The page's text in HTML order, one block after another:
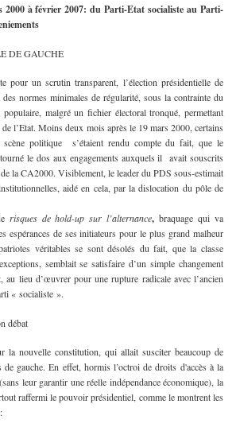
2000 à février 2007: du Parti-Etat socialiste au Parti-
pour un scrutin transparent, l’élection présidentielle de
normes minimales de régularité, sous la contrainte du
populaire, malgré un fichier électoral tronqué, permettant
l’Etat. Moins deux mois après le 19 mars 2000, certains
politique s’étaient rendu compte du fait, que le
le dos aux engagements auxquels il avait souscrits
la CA2000. Visiblement, le leader du PDS sous-estimait
aidé en cela, par la dislocation du pôle de
risques de hold-up sur l’alternance, braquage qui va
espérances de ses initiateurs pour le plus grand malheur
véritables se sont désolés du fait, que la classe
semblait se satisfaire d’un simple changement
au lieu d’œuvrer pour une rupture radicale avec l’ancien
« socialiste ».
la nouvelle constitution, qui allait susciter beaucoup de
de gauche. En effet, hormis l’octroi de droits d'accès à la
leur garantir une réelle indépendance économique), la
raffermi le pouvoir présidentiel, comme le montrent les